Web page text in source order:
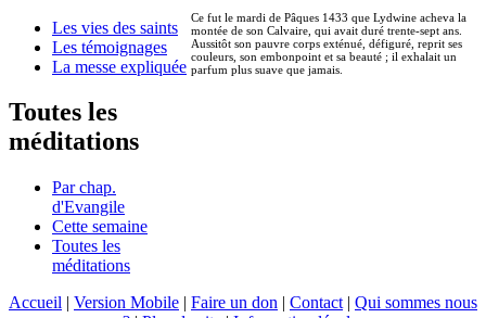
Les vies des saints
Les témoignages
La messe expliquée
Toutes les
méditations
Par chap.
d'Evangile
Cette semaine
Toutes les
méditations
Ce fut le mardi de Pâques 1433 que Lydwine acheva la
montée de son Calvaire, qui avait duré trente-sept ans.
Aussitôt son pauvre corps exténué, défiguré, reprit ses
couleurs, son embonpoint et sa beauté ; il exhalait un
parfum plus suave que jamais.
Accueil | Version Mobile | Faire un don | Contact | Qui sommes nous